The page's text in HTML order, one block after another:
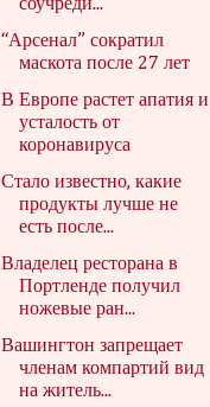
соучреди...
“Арсенал” сократил
маскота после 27 лет
В Европе растет апатия и
усталость от
коронавируса
Стало известно, какие
продукты лучше не
есть после...
Владелец ресторана в
Портленде получил
ножевые ран...
Вашингтон запрещает
членам компартий вид
на житель...